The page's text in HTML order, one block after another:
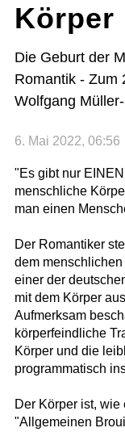
Körper
Die Geburt der
Romantik - Zum
Wolfgang
6. Mai 2022, 06:56
"Es gibt nur
menschliche
man einen
Der Romantiker
dem
einer der
mit dem Körper
Aufmerksam
körperfeindliche
Körper und die
programmatisch
Der Körper ist,
"Allgemeinen